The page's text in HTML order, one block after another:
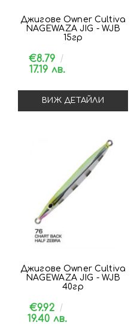
Джигове Owner Cultiva
NAGEWAZA JIG - WJB
15гр
€8.79
17.19 лв.
ВИЖ ДЕТАЙЛИ
Джигове Owner Cultiva
NAGEWAZA JIG - WJB
40гр
€9.92
19.40 лв.